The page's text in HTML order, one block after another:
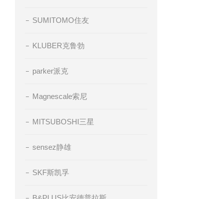
SUMITOMO住友
KLUBER克鲁勃
parker派克
Magnescale索尼
MITSUBOSHI三星
sensez静雄
SKF斯凯孚